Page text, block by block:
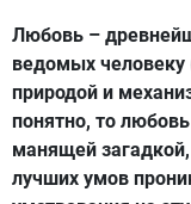
Любовь –
ведомых человеку
природой и
понятно, то
манящей
лучших умов